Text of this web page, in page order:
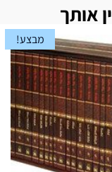
אותך
מבצע!